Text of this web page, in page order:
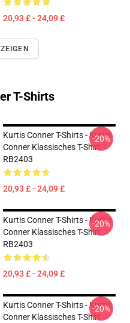
20,93 £ - 24,09 £
T-Shirts
Kurtis Conner T-Shirts - Kurtis
Conner Klassisches T-Shirt
RB2403
20,93 £ - 24,09 £
-20%
Kurtis Conner T-Shirts - Kurtis
Conner Klassisches T-Shirt
RB2403
20,93 £ - 24,09 £
-20%
Kurtis Conner T-Shirts - Kurtis
Conner Klassisches T-Shirt
-20%